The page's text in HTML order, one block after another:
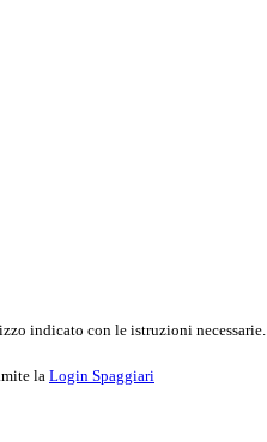
indicato con le istruzioni necessarie.
la Login Spaggiari